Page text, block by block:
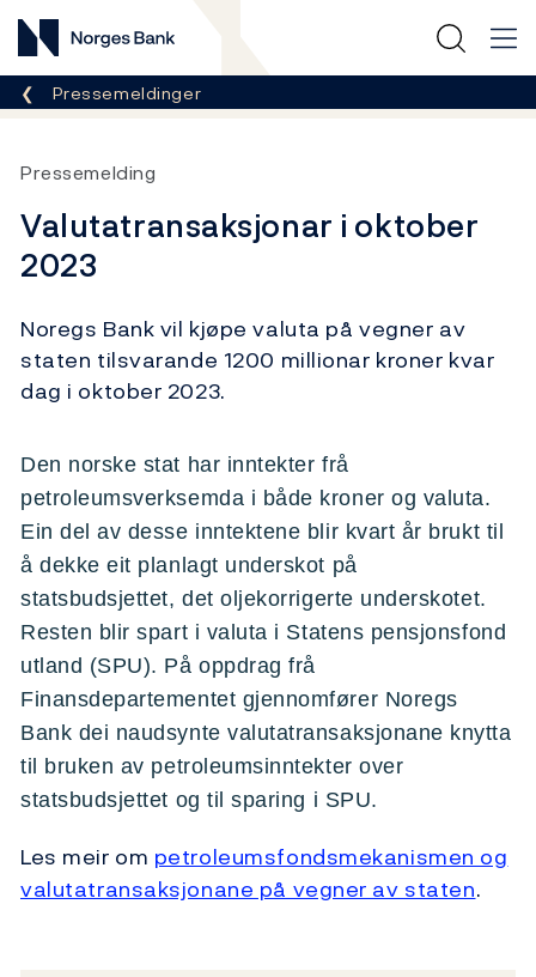
Norges Bank
Her er du nå:
Pressemeldinger
Pressemelding
Valutatransaksjonar i oktober
2023
Noregs Bank vil kjøpe valuta på vegner av
staten tilsvarande 1200 millionar kroner kvar
dag i oktober 2023.
Den norske stat har inntekter frå
petroleumsverksemda i både kroner og valuta.
Ein del av desse inntektene blir kvart år brukt til
å dekke eit planlagt underskot på
statsbudsjettet, det oljekorrigerte underskotet.
Resten blir spart i valuta i Statens pensjonsfond
utland (SPU). På oppdrag frå
Finansdepartementet gjennomfører Noregs
Bank dei naudsynte valutatransaksjonane knytta
til bruken av petroleumsinntekter over
statsbudsjettet og til sparing i SPU.
Les meir om petroleumsfondsmekanismen og
valutatransaksjonane på vegner av staten.